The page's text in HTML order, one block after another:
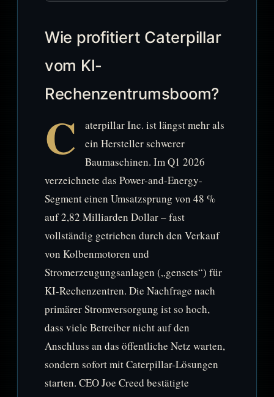
Wie profitiert Caterpillar
vom KI-
Rechenzentrumsboom?
C
aterpillar Inc. ist längst mehr als
ein Hersteller schwerer
Baumaschinen. Im Q1 2026
verzeichnete das Power-and-Energy-
Segment einen Umsatzsprung von 48 %
auf 2,82 Milliarden Dollar – fast
vollständig getrieben durch den Verkauf
von Kolbenmotoren und
Stromerzeugungsanlagen („gensets“) für
KI-Rechenzentren. Die Nachfrage nach
primärer Stromversorgung ist so hoch,
dass viele Betreiber nicht auf den
Anschluss an das öffentliche Netz warten,
sondern sofort mit Caterpillar-Lösungen
starten. CEO Joe Creed bestätigte